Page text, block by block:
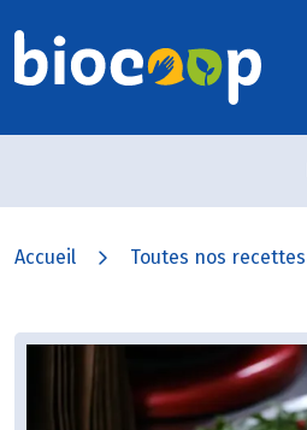
Accueil Toutes nos recettes